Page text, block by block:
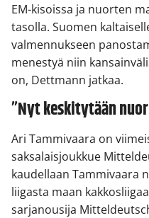
EM-kisoissa ja nuorten
tasolla. Suomen
valmennukseen
menestyä niin
on, Dettmann jatkaa.
”Nyt keskitytään
Ari Tammivaara on
saksalaisjoukkue
kaudellaan Tammivaara
liigasta maan
sarjanousija